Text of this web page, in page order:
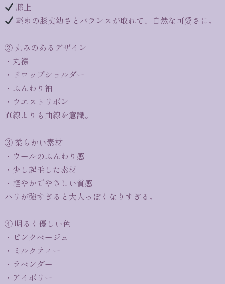
膝上
軽めの膝丈幼さとバランスが取れて、自然な可愛さに。
② 丸みのあるデザイン
・丸襟
・ドロップショルダー
・ふんわり袖
・ウエストリボン
直線よりも曲線を意識。
③ 柔らかい素材
・ウールのふんわり感
・少し起毛した素材
・軽やかでやさしい質感
ハリが強すぎると大人っぽくなりすぎる。
④ 明るく優しい色
・ピンクベージュ
・ミルクティー
・ラベンダー
・アイボリー